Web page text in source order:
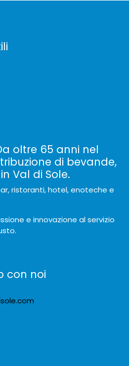
oltre 65 anni nel
di bevande,
Val di Sole.
ristoranti, hotel, enoteche e
e innovazione al servizio
con noi